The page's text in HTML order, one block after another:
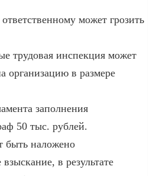
может грозить
трудовая инспекция может
организацию в размере
заполнения
50 тыс. рублей.
быть наложено
в результате